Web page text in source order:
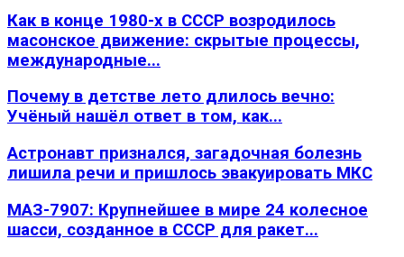
Как в конце 1980-х в СССР возродилось
масонское движение: скрытые процессы,
международные...
Почему в детстве лето длилось вечно:
Учёный нашёл ответ в том, как...
Астронавт признался, загадочная болезнь
лишила речи и пришлось эвакуировать МКС
МАЗ-7907: Крупнейшее в мире 24 колесное
шасси, созданное в СССР для ракет...